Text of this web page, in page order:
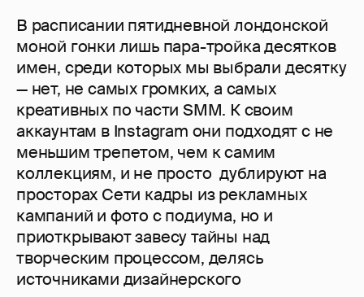
В расписании пятидневной лондонской
моной гонки лишь пара-тройка десятков
имен, среди которых мы выбрали десятку
— нет, не самых громких, а самых
креативных по части SMM. К своим
аккаунтам в Instagram они подходят с не
меньшим трепетом, чем к самим
коллекциям, и не просто дублируют на
просторах Сети кадры из рекламных
кампаний и фото с подиума, но и
приоткрывают завесу тайны над
творческим процессом, делясь
источниками дизайнерского